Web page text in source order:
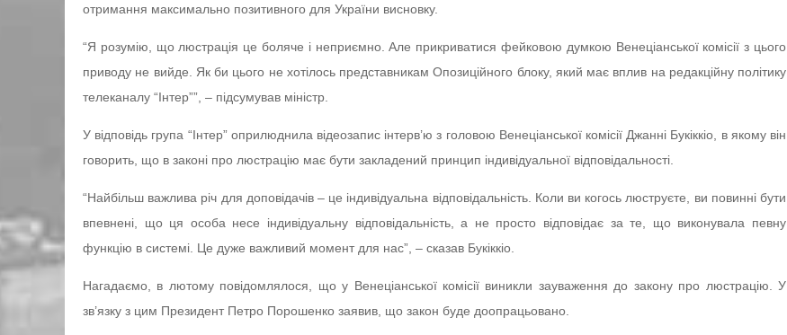
отримання максимально позитивного для України висновку.
“Я розумію, що люстрація це боляче і неприємно. Але прикриватися фейковою думкою Венеціанської комісії з цього
приводу не вийде. Як би цього не хотілось представникам Опозиційного блоку, який має вплив на редакційну політику
телеканалу “Інтер””, – підсумував міністр.
У відповідь група “Інтер” оприлюднила відеозапис інтерв’ю з головою Венеціанської комісії Джанні Букіккіо, в якому він
говорить, що в законі про люстрацію має бути закладений принцип індивідуальної відповідальності.
“Найбільш важлива річ для доповідачів – це індивідуальна відповідальність. Коли ви когось люструєте, ви повинні бути
впевнені, що ця особа несе індивідуальну відповідальність, а не просто відповідає за те, що виконувала певну
функцію в системі. Це дуже важливий момент для нас”, – сказав Букіккіо.
Нагадаємо, в лютому повідомлялося, що у Венеціанської комісії виникли зауваження до закону про люстрацію. У
зв’язку з цим Президент Петро Порошенко заявив, що закон буде доопрацьовано.